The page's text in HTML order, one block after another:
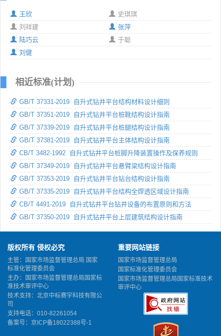
王欣
史琪琪
刘祥建
张萍
陆巧云
于聪
刘健
相近标准(计划)
GB/T 37331-2019 自升式钻井平台结构材料设计细则
GB/T 37351-2019 自升式钻井平台桩靴结构设计指南
GB/T 37339-2019 自升式钻井平台桩腿结构设计指南
GB/T 37381-2019 自升式钻井平台主体结构设计指南
CB/T 3482-1992 自升式钻井平台桩脚升降装置操作及保养规则
GB/T 37349-2019 自升式钻井平台悬臂梁结构设计指南
GB/T 37353-2019 自升式钻井平台钻台结构设计指南
GB/T 37335-2019 自升式钻井平台结构全焊透区域设计指南
CB/T 4491-2019 自升式钻井平台钻井设备的布置原则和方法
GB/T 37350-2019 自升式钻井平台上层建筑结构设计指南
版权所有 侵权必究
主管：国家市场监督管理总局 国家
标准化管理委员会
主办：国家市场监督管理总局国家标
准技术审评中心
技术支持：北京中标赛宇科技有限公
司
支持电话：010-82261054
备案号： 京ICP备18022388号-1
重要网站链接
国家市场监督管理总局
国家标准化管理委员会
国家市场监督管理总局国家标准技术
审评中心